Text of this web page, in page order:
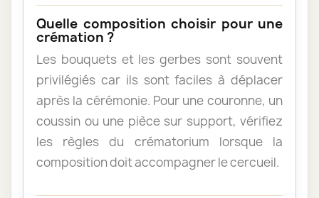
Quelle composition choisir pour une
crémation ?
Les bouquets et les gerbes sont souvent
privilégiés car ils sont faciles à déplacer
après la cérémonie. Pour une couronne, un
coussin ou une pièce sur support, vérifiez
les règles du crématorium lorsque la
composition doit accompagner le cercueil.